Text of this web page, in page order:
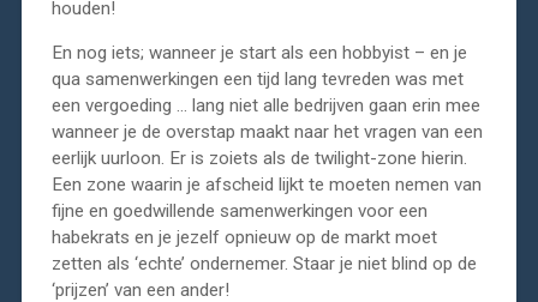
houden!
En nog iets; wanneer je start als een hobbyist – en je
qua samenwerkingen een tijd lang tevreden was met
een vergoeding … lang niet alle bedrijven gaan erin mee
wanneer je de overstap maakt naar het vragen van een
eerlijk uurloon. Er is zoiets als de twilight-zone hierin.
Een zone waarin je afscheid lijkt te moeten nemen van
fijne en goedwillende samenwerkingen voor een
habekrats en je jezelf opnieuw op de markt moet
zetten als ‘echte’ ondernemer. Staar je niet blind op de
‘prijzen’ van een ander!